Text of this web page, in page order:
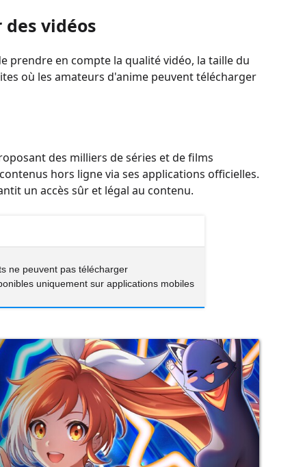
vidéos
prendre en compte la qualité vidéo, la taille du
où les amateurs d'anime peuvent télécharger
des milliers de séries et de films
hors ligne via ses applications officielles.
un accès sûr et légal au contenu.
ne peuvent pas télécharger
uniquement sur applications mobiles